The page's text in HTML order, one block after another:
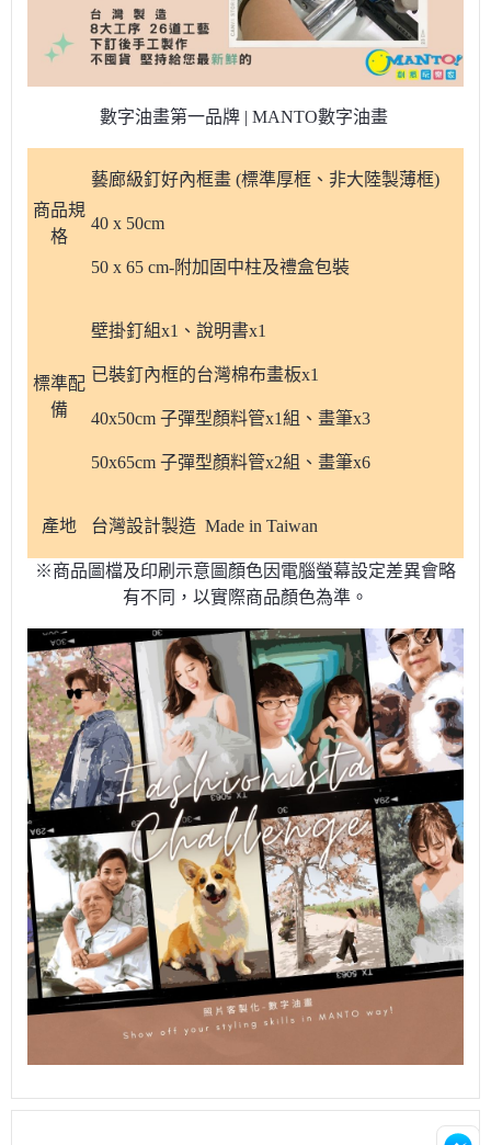
數字油畫第一品牌 | MANTO數字油畫
商品規
格
藝廊級釘好內框畫 (標準厚框、非大陸製薄框)
40 x 50cm
50 x 65 cm-附加固中柱及禮盒包裝
標準配
備
壁掛釘組x1、說明書x1
已裝釘內框的台灣棉布畫板x1
40x50cm 子彈型顏料管x1組、畫筆x3
50x65cm 子彈型顏料管x2組、畫筆x6
產地 台灣設計製造 Made in Taiwan
※商品圖檔及印刷示意圖顏色因電腦螢幕設定差異會略
有不同，以實際商品顏色為準。